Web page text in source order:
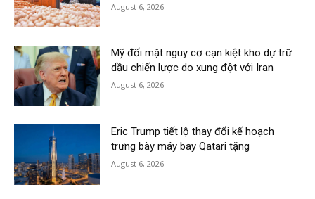
August 6, 2026
Mỹ đối mặt nguy cơ cạn kiệt kho dự trữ
dầu chiến lược do xung đột với Iran
August 6, 2026
Eric Trump tiết lộ thay đổi kế hoạch
trưng bày máy bay Qatari tặng
August 6, 2026